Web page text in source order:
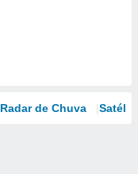
Radar de Chuva